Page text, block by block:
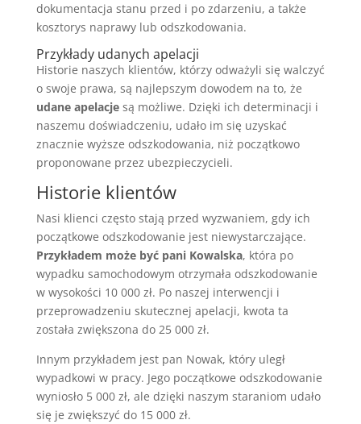
dokumentacja stanu przed i po zdarzeniu, a także
kosztorys naprawy lub odszkodowania.
Przykłady udanych apelacji
Historie naszych klientów, którzy odważyli się walczyć
o swoje prawa, są najlepszym dowodem na to, że
udane apelacjesą możliwe. Dzięki ich determinacji i
naszemu doświadczeniu, udało im się uzyskać
znacznie wyższe odszkodowania, niż początkowo
proponowane przez ubezpieczycieli.
Historie klientów
Nasi klienci często stają przed wyzwaniem, gdy ich
początkowe odszkodowanie jest niewystarczające.
Przykładem może być pani Kowalska, która po
wypadku samochodowym otrzymała odszkodowanie
w wysokości 10 000 zł. Po naszej interwencji i
przeprowadzeniu skutecznej apelacji, kwota ta
została zwiększona do 25 000 zł.
Innym przykładem jest pan Nowak, który uległ
wypadkowi w pracy. Jego początkowe odszkodowanie
wyniosło 5 000 zł, ale dzięki naszym staraniom udało
się je zwiększyć do 15 000 zł.